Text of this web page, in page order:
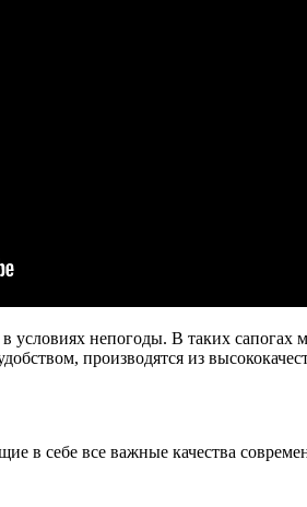
непогоды. В таких сапогах
производятся из
в себе все важные качества